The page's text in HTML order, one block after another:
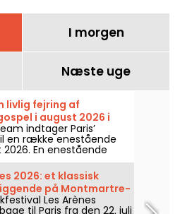
I morgen
Næste uge
livlig fejring af
i august 2026 i
indtager Paris’
en række enestående
En enestående
fejrer håbet,
kirkers autentiske
2026: et klassisk
på Montmartre-
Les Arènes
til Paris fra den 22. juli